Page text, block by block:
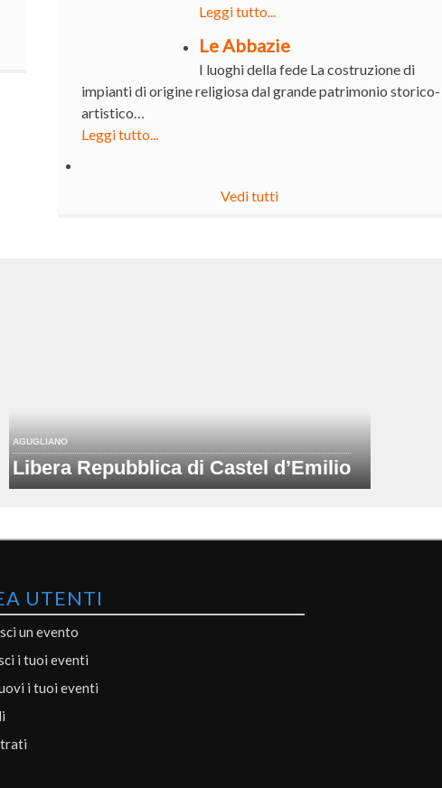
Leggi tutto...
Le Abbazie
I luoghi della fede La costruzione di
impianti di origine religiosa dal grande patrimonio storico-
artistico…
Leggi tutto...
Vedi tutti
AGUGLIANO
Libera Repubblica di Castel d’Emilio
UTENTI
un evento
i tuoi eventi
i tuoi eventi